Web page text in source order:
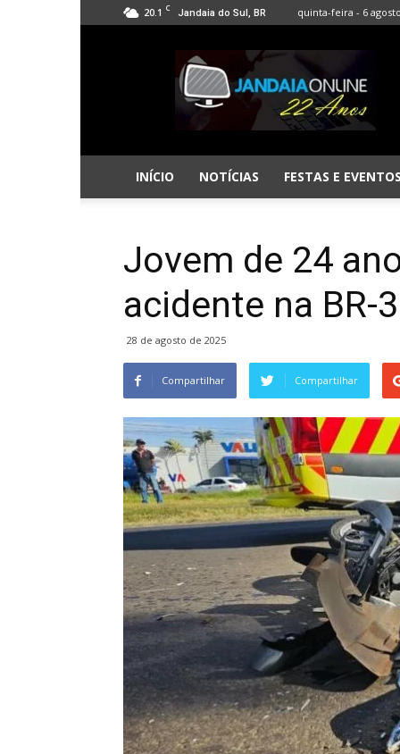
20.1 C Jandaia do Sul, BR quinta-feira - 6
Jandaia
Online
INÍCIO NOTÍCIAS FESTAS E EVENTOS
Jovem de 24
acidente na BR-
28 de agosto de 2025
Compartilhar Compartilhar